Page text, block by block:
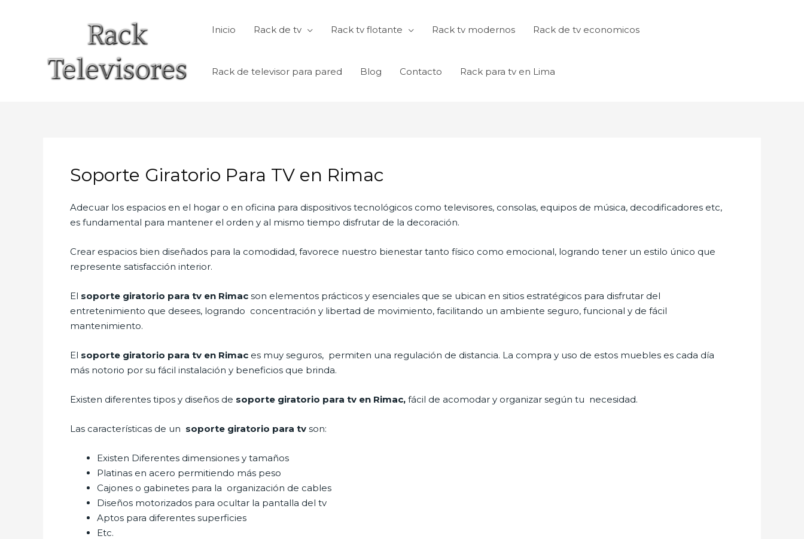
Inicio Rack de tv Rack tv flotante Rack tv modernos Rack de tv economicos
Rack de televisor para pared Blog Contacto Rack para tv en Lima
Soporte Giratorio Para TV en Rimac
Adecuar los espacios en el hogar o en oficina para dispositivos tecnológicos como televisores, consolas, equipos de música, decodificadores etc,
es fundamental para mantener el orden y al mismo tiempo disfrutar de la decoración.
Crear espacios bien diseñados para la comodidad, favorece nuestro bienestar tanto físico como emocional, logrando tener un estilo único que
represente satisfacción interior.
El soporte giratorio para tv en Rimac son elementos prácticos y esenciales que se ubican en sitios estratégicos para disfrutar del
entretenimiento que desees, logrando concentración y libertad de movimiento, facilitando un ambiente seguro, funcional y de fácil
mantenimiento.
El soporte giratorio para tv en Rimac es muy seguros, permiten una regulación de distancia. La compra y uso de estos muebles es cada día
más notorio por su fácil instalación y beneficios que brinda.
Existen diferentes tipos y diseños de soporte giratorio para tv en Rimac, fácil de acomodar y organizar según tu necesidad.
Las características de un soporte giratorio para tv son:
Existen Diferentes dimensiones y tamaños
Platinas en acero permitiendo más peso
Cajones o gabinetes para la organización de cables
Diseños motorizados para ocultar la pantalla del tv
Aptos para diferentes superficies
Etc.